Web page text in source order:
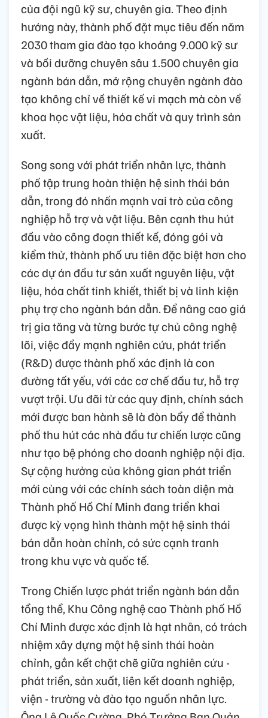
của đội ngũ kỹ sư, chuyên gia. Theo định
hướng này, thành phố đặt mục tiêu đến năm
2030 tham gia đào tạo khoảng 9.000 kỹ sư
và bồi dưỡng chuyên sâu 1.500 chuyên gia
ngành bán dẫn, mở rộng chuyên ngành đào
tạo không chỉ về thiết kế vi mạch mà còn về
khoa học vật liệu, hóa chất và quy trình sản
xuất.
Song song với phát triển nhân lực, thành
phố tập trung hoàn thiện hệ sinh thái bán
dẫn, trong đó nhấn mạnh vai trò của công
nghiệp hỗ trợ và vật liệu. Bên cạnh thu hút
đầu vào công đoạn thiết kế, đóng gói và
kiểm thử, thành phố ưu tiên đặc biệt hơn cho
các dự án đầu tư sản xuất nguyên liệu, vật
liệu, hóa chất tinh khiết, thiết bị và linh kiện
phụ trợ cho ngành bán dẫn. Để nâng cao giá
trị gia tăng và từng bước tự chủ công nghệ
lõi, việc đẩy mạnh nghiên cứu, phát triển
(R&D) được thành phố xác định là con
đường tất yếu, với các cơ chế đầu tư, hỗ trợ
vượt trội. Ưu đãi từ các quy định, chính sách
mới được ban hành sẽ là đòn bẩy để thành
phố thu hút các nhà đầu tư chiến lược cũng
như tạo bệ phóng cho doanh nghiệp nội địa.
Sự cộng hưởng của không gian phát triển
mới cùng với các chính sách toàn diện mà
Thành phố Hồ Chí Minh đang triển khai
được kỳ vọng hình thành một hệ sinh thái
bán dẫn hoàn chỉnh, có sức cạnh tranh
trong khu vực và quốc tế.
Trong Chiến lược phát triển ngành bán dẫn
tổng thể, Khu Công nghệ cao Thành phố Hồ
Chí Minh được xác định là hạt nhân, có trách
nhiệm xây dựng một hệ sinh thái hoàn
chỉnh, gắn kết chặt chẽ giữa nghiên cứu -
phát triển, sản xuất, liên kết doanh nghiệp,
viện - trường và đào tạo nguồn nhân lực.